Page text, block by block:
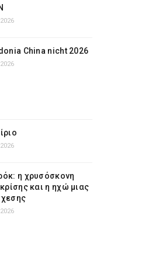
China nicht 2026
η χρυσόσκονη
και η ηχώ μιας